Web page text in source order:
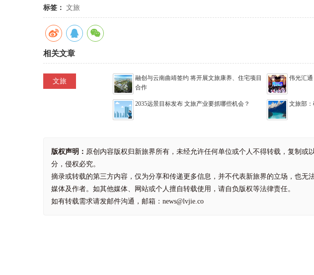
标签： 文旅
相关文章
文旅
融创与云南曲靖签约 将开展文旅康养、住宅项目
合作
伟光汇
2035远景目标发布 文旅产业要抓哪些机会？ 文旅部
版权声明： 原创内容版权归新旅界所有，未经允许任何单位或个人不得转载，复制或
分，侵权必究。
摘录或转载的第三方内容，仅为分享和传递更多信息，并不代表新旅界的立场，也无
媒体及作者。如其他媒体、网站或个人擅自转载使用，请自负版权等法律责任。
如有转载需求请发邮件沟通，邮箱：news@lvjie.co